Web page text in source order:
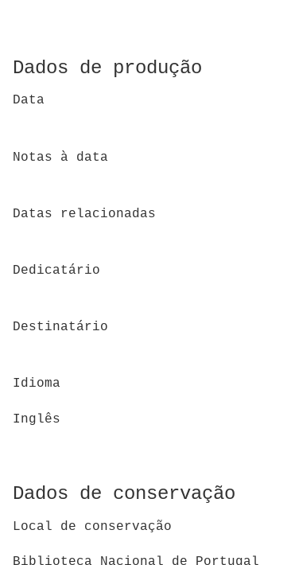
Dados de produção
Data
Notas à data
Datas relacionadas
Dedicatário
Destinatário
Idioma
Inglês
Dados de conservação
Local de conservação
Biblioteca Nacional de Portugal